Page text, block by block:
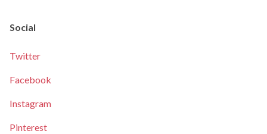
Social
Twitter
Facebook
Instagram
Pinterest